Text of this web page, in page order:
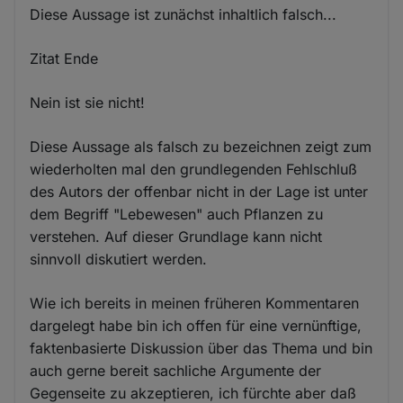
Diese Aussage ist zunächst inhaltlich falsch...
Zitat Ende
Nein ist sie nicht!
Diese Aussage als falsch zu bezeichnen zeigt zum
wiederholten mal den grundlegenden Fehlschluß
des Autors der offenbar nicht in der Lage ist unter
dem Begriff "Lebewesen" auch Pflanzen zu
verstehen. Auf dieser Grundlage kann nicht
sinnvoll diskutiert werden.
Wie ich bereits in meinen früheren Kommentaren
dargelegt habe bin ich offen für eine vernünftige,
faktenbasierte Diskussion über das Thema und bin
auch gerne bereit sachliche Argumente der
Gegenseite zu akzeptieren, ich fürchte aber daß